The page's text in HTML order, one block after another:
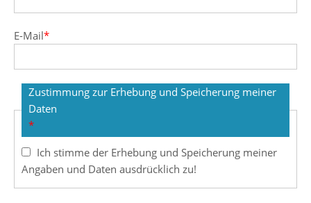
E-Mail*
Zustimmung zur Erhebung und Speicherung meiner
Daten
*
Ich stimme der Erhebung und Speicherung meiner
Angaben und Daten ausdrücklich zu!